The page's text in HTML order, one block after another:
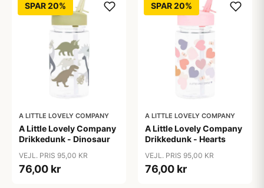
SPAR 20%
A LITTLE LOVELY COMPANY
A Little Lovely Company
Drikkedunk - Dinosaur
VEJL. PRIS 95,00 KR
76,00 kr
SPAR 20%
A LITTLE LOVELY COMPANY
A Little Lovely Company
Drikkedunk - Hearts
VEJL. PRIS 95,00 KR
76,00 kr